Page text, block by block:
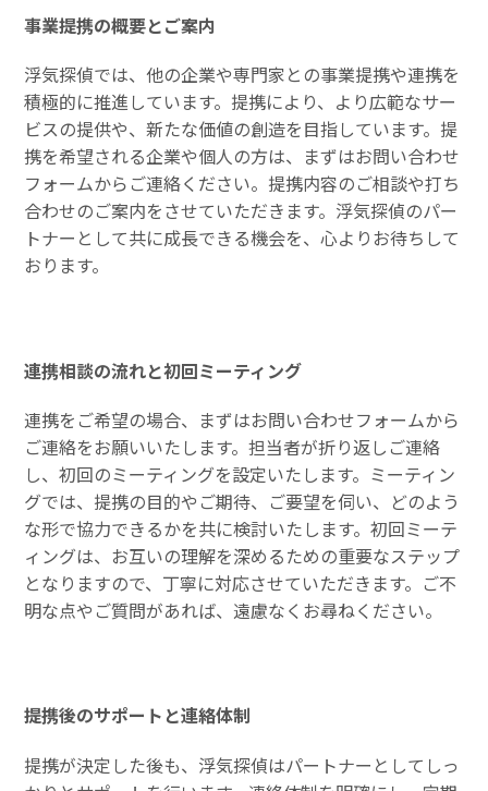
事業提携の概要とご案内
浮気探偵では、他の企業や専門家との事業提携や連携を
積極的に推進しています。提携により、より広範なサー
ビスの提供や、新たな価値の創造を目指しています。提
携を希望される企業や個人の方は、まずはお問い合わせ
フォームからご連絡ください。提携内容のご相談や打ち
合わせのご案内をさせていただきます。浮気探偵のパー
トナーとして共に成長できる機会を、心よりお待ちして
おります。
連携相談の流れと初回ミーティング
連携をご希望の場合、まずはお問い合わせフォームから
ご連絡をお願いいたします。担当者が折り返しご連絡
し、初回のミーティングを設定いたします。ミーティン
グでは、提携の目的やご期待、ご要望を伺い、どのよう
な形で協力できるかを共に検討いたします。初回ミーテ
ィングは、お互いの理解を深めるための重要なステップ
となりますので、丁寧に対応させていただきます。ご不
明な点やご質問があれば、遠慮なくお尋ねください。
提携後のサポートと連絡体制
提携が決定した後も、浮気探偵はパートナーとしてしっ